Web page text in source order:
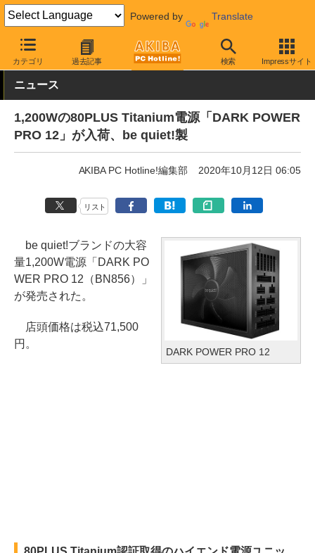
Powered by Translate
カテゴリ 過去記事 検索 Impressサイト
AKIBA PC Hotline! PCパーツ PC電源ユニット be quiet!
ニュース
1,200Wの80PLUS Titanium電源「DARK POWER
PRO 12」が入荷、be quiet!製
AKIBA PC Hotline!編集部 2020年10月12日 06:05
リスト
DARK POWER PRO 12
be quiet!ブランドの大容
量1,200W電源「DARK PO
WER PRO 12（BN856）」
が発売された。
店頭価格は税込71,500
円。